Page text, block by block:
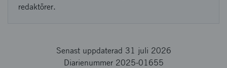
redaktörer.
Senast uppdaterad 31 juli 2026
Diarienummer 2025-01655